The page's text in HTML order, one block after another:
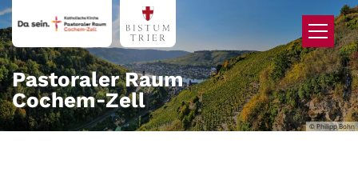
Zum Inhalt springen
© Philipp Bohn
Pastoraler Raum
Cochem‑Zell